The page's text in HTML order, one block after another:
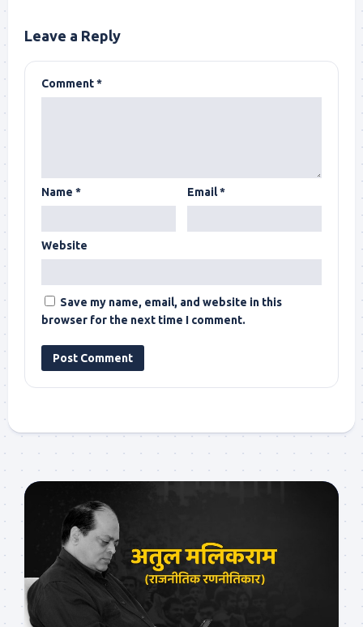
Leave a Reply
Comment*
Name * Email*
Website
Save my name, email, and website in this
browser for the next time I comment.